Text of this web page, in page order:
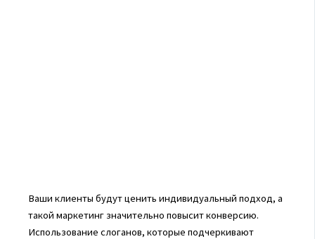
Ваши клиенты будут ценить индивидуальный подход, а
такой маркетинг значительно повысит конверсию.
Использование слоганов, которые подчеркивают